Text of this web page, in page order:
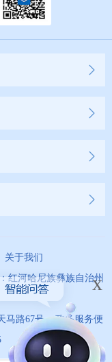
关于我们
红河哈尼族彝族自治州
马路67号 政务服务便
x